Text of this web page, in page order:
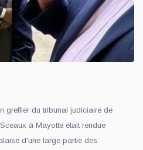
greffier du tribunal judiciaire de
à Mayotte était rendue
d'une large partie des